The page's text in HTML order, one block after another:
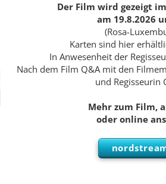
Der Film wird gezeigt
am 19.8.2026
(Rosa-
Karten sind hier
In Anwesenheit der
Nach dem Film Q&A mit den
und Regisseurin
Mehr zum Film,
oder online